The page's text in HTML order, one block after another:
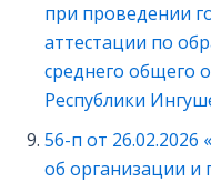
при проведении
аттестации по
среднего общего
Республики
56-п от
об организации и